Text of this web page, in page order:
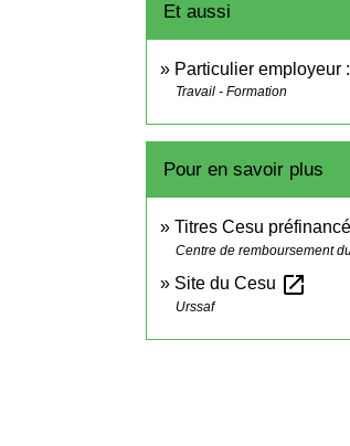
Et aussi
Particulier employeur
Travail - Formation
Pour en savoir plus
Titres Cesu
Centre de remboursement
Site du Cesu open_in_new
Urssaf